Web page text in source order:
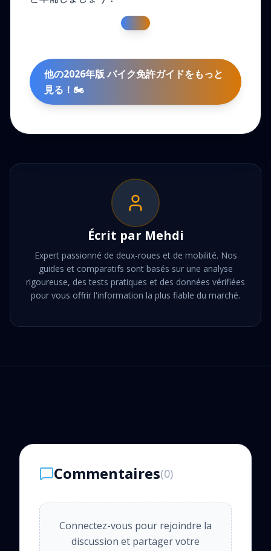
他の2026年版 バイク免許ガイドをもっと
見る！🏍️
Écrit par Mehdi
Expert passionné de deux-roues et de mobilité. Nos
guides et comparatifs sont basés sur une analyse
rigoureuse, des tests pratiques et des données vérifiées
pour vous offrir l'information la plus fiable du marché.
Commentaires(0)
Connectez-vous pour rejoindre la
discussion et partager votre